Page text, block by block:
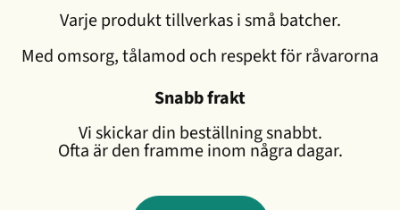
Varje produkt tillverkas i små batcher.
Med omsorg, tålamod och respekt för råvarorna
Snabb frakt
Vi skickar din beställning snabbt.
Ofta är den framme inom några dagar.